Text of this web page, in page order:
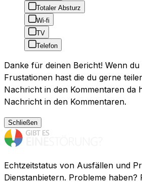
Totaler Absturz
Wi-fi
TV
Telefon
Danke für deinen Bericht! Wenn
Frustationen hast die du gerne
Nachricht in den Kommentaren da
Nachricht in den Kommentaren.
Schließen
Echtzeitstatus von Ausfällen und
Dienstanbietern. Probleme haben?